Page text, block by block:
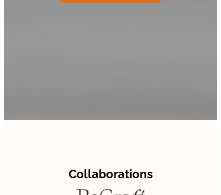
Collaborations